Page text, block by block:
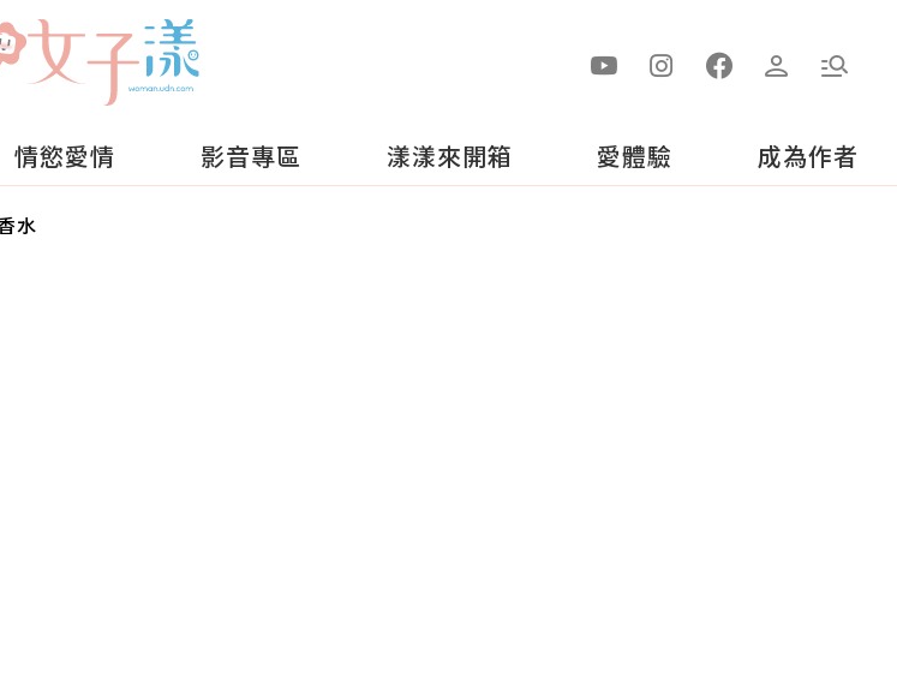
情慾愛情 影音專區 漾漾來開箱 愛體驗 成為作者
水